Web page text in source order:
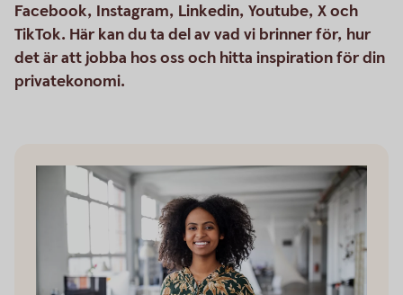
Facebook, Instagram, Linkedin, Youtube, X och
TikTok. Här kan du ta del av vad vi brinner för, hur
det är att jobba hos oss och hitta inspiration för din
privatekonomi.